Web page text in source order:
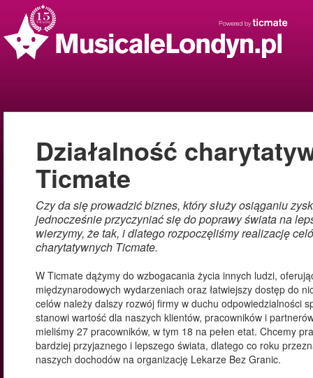
Działalność
Ticmate
Czy da się prowadzić biznes, który służy osiąganiu
jednocześnie przyczyniać się do poprawy świata na
wierzymy, że tak, i dlatego rozpoczęliśmy realizację
charytatywnych Ticmate.
W Ticmate dążymy do wzbogacania życia innych ludzi,
międzynarodowych wydarzeniach oraz łatwiejszy dostęp do
celów należy dalszy rozwój firmy w duchu odpowiedzialności
stanowi wartość dla naszych klientów, pracowników i
mieliśmy 27 pracowników, w tym 18 na pełen etat. Chcemy
bardziej przyjaznego i lepszego świata, dlatego co roku
naszych dochodów na organizację Lekarze Bez Granic.